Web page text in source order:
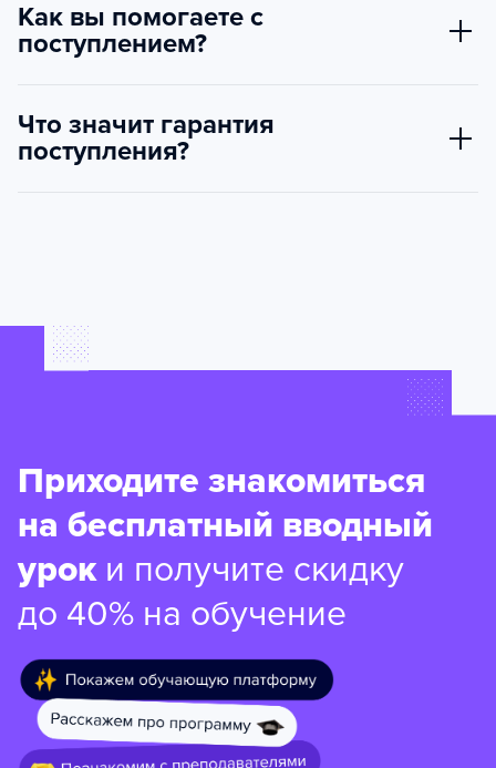
Как вы помогаете с
поступлением?
Что значит гарантия
поступления?
Приходите знакомиться
на бесплатный вводный
уроки получите скидку
до 40% на обучение